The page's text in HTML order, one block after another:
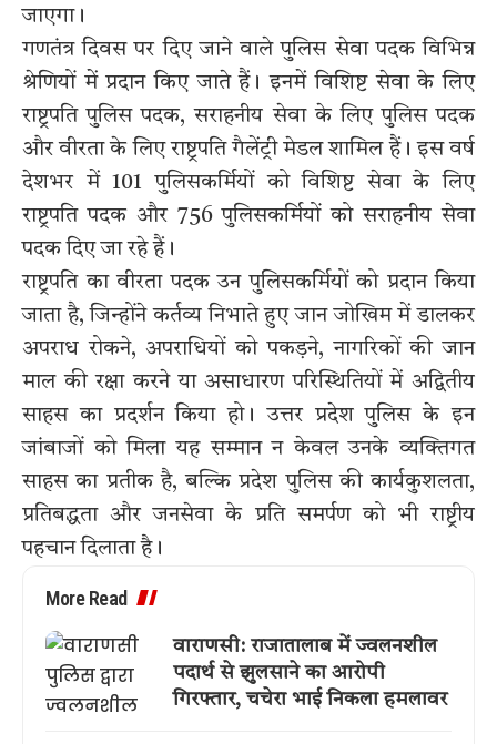
जाएगा।
गणतंत्र दिवस पर दिए जाने वाले पुलिस सेवा पदक विभिन्न
श्रेणियों में प्रदान किए जाते हैं। इनमें विशिष्ट सेवा के लिए
राष्ट्रपति पुलिस पदक, सराहनीय सेवा के लिए पुलिस पदक
और वीरता के लिए राष्ट्रपति गैलेंट्री मेडल शामिल हैं। इस वर्ष
देशभर में 101 पुलिसकर्मियों को विशिष्ट सेवा के लिए
राष्ट्रपति पदक और 756 पुलिसकर्मियों को सराहनीय सेवा
पदक दिए जा रहे हैं।
राष्ट्रपति का वीरता पदक उन पुलिसकर्मियों को प्रदान किया
जाता है, जिन्होंने कर्तव्य निभाते हुए जान जोखिम में डालकर
अपराध रोकने, अपराधियों को पकड़ने, नागरिकों की जान
माल की रक्षा करने या असाधारण परिस्थितियों में अद्वितीय
साहस का प्रदर्शन किया हो। उत्तर प्रदेश पुलिस के इन
जांबाजों को मिला यह सम्मान न केवल उनके व्यक्तिगत
साहस का प्रतीक है, बल्कि प्रदेश पुलिस की कार्यकुशलता,
प्रतिबद्धता और जनसेवा के प्रति समर्पण को भी राष्ट्रीय
पहचान दिलाता है।
More Read
वाराणसी: राजातालाब में ज्वलनशील
पदार्थ से झुलसाने का आरोपी
गिरफ्तार, चचेरा भाई निकला हमलावर